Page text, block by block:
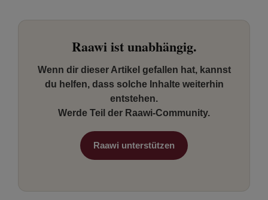
Raawi ist unabhängig.
Wenn dir dieser Artikel gefallen hat, kannst
du helfen, dass solche Inhalte weiterhin
entstehen.
Werde Teil der Raawi-Community.
Raawi unterstützen